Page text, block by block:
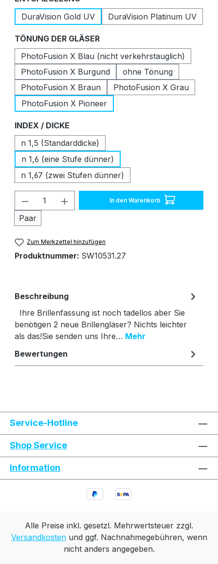
DuraVision Gold UV
DuraVision Platinum UV
TÖNUNG DER GLÄSERauswählen
PhotoFusion X Blau (nicht verkehrstauglich)
PhotoFusion X Burgund
ohne Tönung
PhotoFusion X Braun
PhotoFusion X Grau
PhotoFusion X Pioneer
INDEX / DICKE
n 1,5 (Standarddicke)
n 1,6 (eine Stufe dünner)
n 1,67 (zwei Stufen dünner)
Produkt Anzahl: Gib den
Paar
In den Warenkorb
Zum Merkzettel hinzufügen
Produktnummer: SW10531.27
Beschreibung
Ihre Brillenfassung ist noch tadellos aber Sie
benötigen 2 neue Brillengläser? Nichts leichter
als das!Sie senden uns Ihre… Mehr
Bewertungen
Service-Hotline
Shop Service
Information
Alle Preise inkl. gesetzl. Mehrwertsteuer zzgl.
Versandkostenund ggf. Nachnahmegebühren, wenn
nicht anders angegeben.
Text vergrößern Hochkontrastmodus
Farben invertieren
Niedrige Sättigung
Animationen stoppen Überschriften hervorheben
Großer Cursor Leseführung